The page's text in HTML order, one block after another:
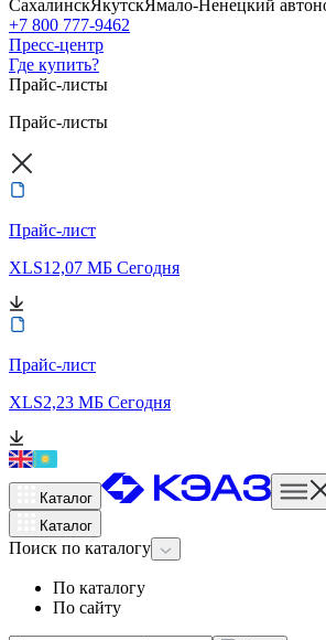
СахалинскЯкутскЯмало-Ненецкий
+7 800 777-9462
Пресс-центр
Где купить?
Прайс-листы
Прайс-листы
Прайс-лист
XLS12,07 МБ Сегодня
Прайс-лист
XLS2,23 МБ Сегодня
Каталог
Каталог
Поиск по каталогу
По каталогу
По сайту